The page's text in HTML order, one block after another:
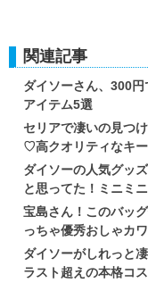
関連記事
ダイソーさん、300
アイテム5選
セリアで凄いの見つ
♡高クオリティなキ
ダイソーの人気グッ
と思ってた！ミニミ
宝島さん！このバッ
っちゃ優秀おしゃカ
ダイソーがしれっと
ラスト超えの本格コ